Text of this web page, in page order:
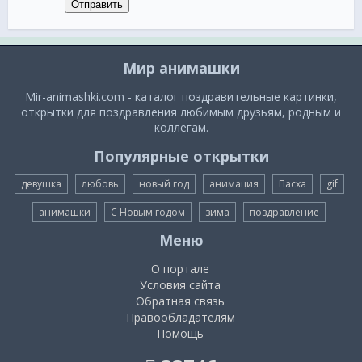
Отправить
Мир анимашки
Mir-animashki.com - каталог поздравительные картинки,
открытки для поздравления любимым друзьям, родным и
коллегам.
Популярные открытки
девушка любовь новый год анимация Пасха gif
анимашки С Новым годом зима поздравление
Меню
О портале
Условия сайта
Обратная связь
Правообладателям
Помощь